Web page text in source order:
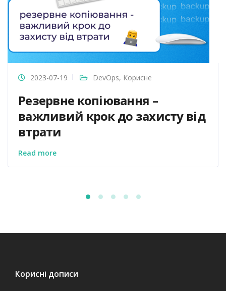
2023-07-19 DevOps, Корисне
Резервне копіювання –
важливий крок до захисту від
втрати
Read more
Корисні дописи